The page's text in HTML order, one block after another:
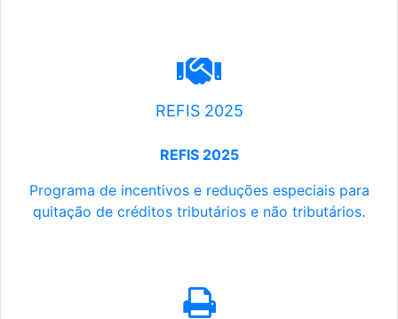
REFIS 2025
REFIS 2025
Programa de incentivos e reduções especiais para
quitação de créditos tributários e não tributários.